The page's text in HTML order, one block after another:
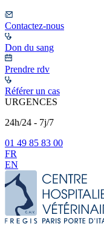
Contactez-nous
Don du sang
Prendre rdv
Référer un cas
URGENCES
24h/24 - 7j/7
01 49 85 83 00
FR
EN